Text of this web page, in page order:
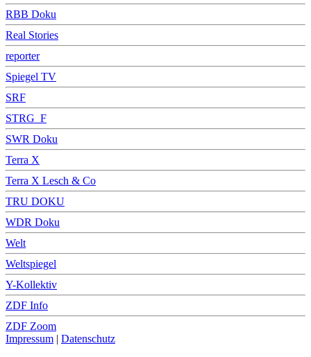
RBB Doku
Real Stories
reporter
Spiegel TV
SRF
STRG_F
SWR Doku
Terra X
Terra X Lesch & Co
TRU DOKU
WDR Doku
Welt
Weltspiegel
Y-Kollektiv
ZDF Info
ZDF Zoom
Impressum | Datenschutz